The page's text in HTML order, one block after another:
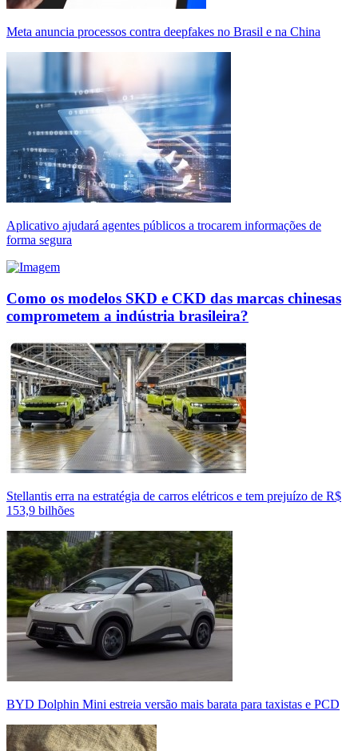
Meta anuncia processos contra deepfakes no Brasil e na China
Aplicativo ajudará agentes públicos a trocarem informações de
forma segura
Como os modelos SKD e CKD das marcas chinesas
comprometem a indústria brasileira?
Stellantis erra na estratégia de carros elétricos e tem prejuízo de R$
153,9 bilhões
BYD Dolphin Mini estreia versão mais barata para taxistas e PCD